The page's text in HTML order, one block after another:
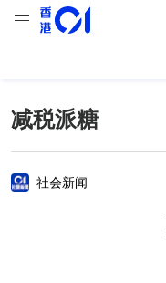
减税派糖
社会新闻